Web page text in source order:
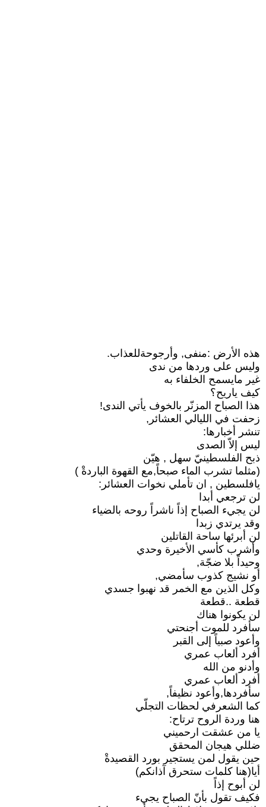
هذه الأرض :منفى, وأرجوحةللعذاب.
وليس على وردها من ندى
غير مايسمح الخلفاء به
كيف ياريح؟
هذا الصباح المزنّر بالخوف يأتي الندى!
زحفت في الليالي العشائر,
تنشر أخبارها:
ليس إلاّ الصدى
ذبح الفلسطينيّ سهل , هيّن
(مثلما تشرب الماء صبحاً,مع القهوة الباردةْ )
يافلسطين , ان تأملي نخوات العشائر:
لن ترجعي أبدا
لن يجيء الصباح إذاً ناشراً روحه بالضياء
وقد يرتدي زبدا
لن أبرئها ساحة القاتلين
وأشرب كأسي الأخيرة وحدي
وحيداً بلا ضجّة,
أو نشيج كذوب سأمضي,
وكل الذين مع الخمر قد نهبوا جسدي
قطعة ..قطعة
لن يكونوا هناك
سأفرد للموت أجنحتي
وأعود صبياً إلى القبر
أفرد ألعاب عمري
وأدنو من الله
أفرد ألعاب عمري
سأفردها,وأعود نظيفاً,
كما الشعرفي لحظات التجلّي
هنا وردة الروح ترتاح:
يا من عشقت ارحميني
ضللي هيجان المحقق
حين يقول لمن يستجير بورد القصيدةْ
أيا(هنا كلمات ستحرق آذانكم)
لن أبوح إذاً
فكيف تقول بأنّ الصباح يجيء